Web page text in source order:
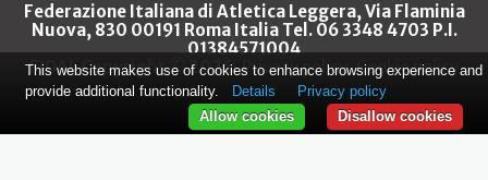
Federazione Italiana di Atletica Leggera, Via Flaminia
Nuova, 830 00191 Roma Italia Tel. 06 3348 4703 P.I.
01384571004
FIDAL Copyright © 2026 Privacy policy Cookie policy
This website makes use of cookies to enhance browsing experience and
provide additional functionality.
Details
Privacy policy
Disallow cookies
Allow cookies